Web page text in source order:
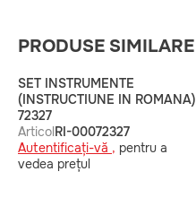
PRODUSE SIMILARE
SET INSTRUMENTE
(INSTRUCTIUNE IN ROMANA)
72327
ArticolRI-00072327
Autentificați-vă , pentru a
vedea prețul